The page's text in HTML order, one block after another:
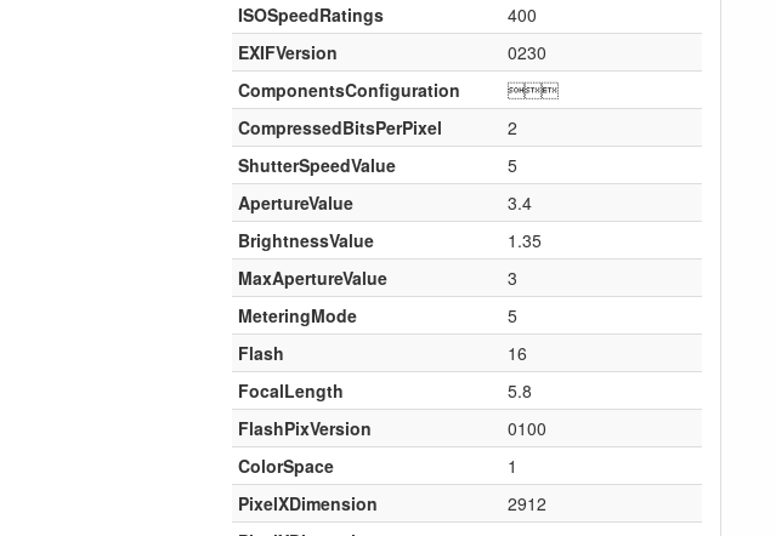
ISOSpeedRatings
400
EXIFVersion
0230
ComponentsConfiguration

CompressedBitsPerPixel
2
ShutterSpeedValue
5
ApertureValue
3.4
BrightnessValue
1.35
MaxApertureValue
3
MeteringMode
5
Flash
16
FocalLength
5.8
FlashPixVersion
0100
ColorSpace
1
PixelXDimension
2912